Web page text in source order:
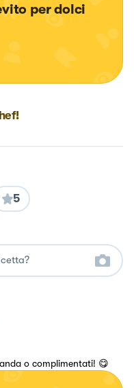
per dolci
5
o complimentati! 😋